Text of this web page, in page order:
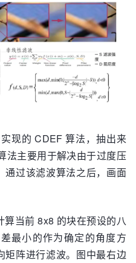
现的 CDEF 算法，抽出来
法主要用于解决由于过度压
通过该滤波算法之后，画面
当前 8x8 的块在预设的八
最小的作为确定的角度方
矩阵进行滤波。图中最右边